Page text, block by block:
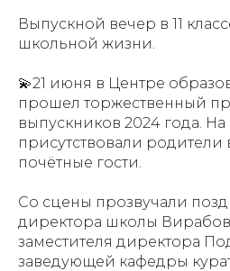
Выпускной вечер в 11
школьной жизни.
💫21 июня в Центре
прошел торжественный
выпускников 2024 года. На
присутствовали родители
почётные гости.
Со сцены прозвучали
директора школы
заместителя директора
заведующей кафедры